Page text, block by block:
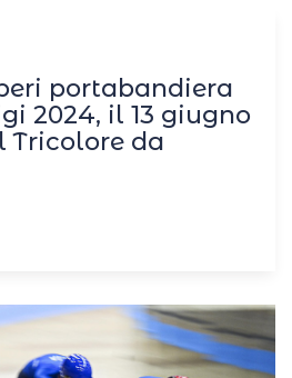
portabandiera
2024, il 13 giugno
Tricolore da